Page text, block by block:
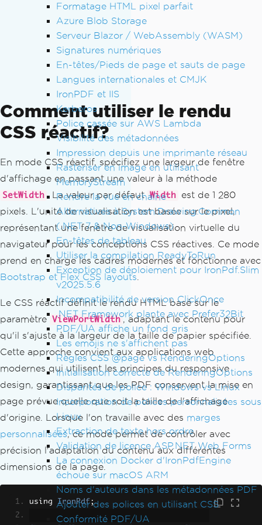
Formatage HTML pixel parfait
Azure Blob Storage
Serveur Blazor / WebAssembly (WASM)
Signatures numériques
En-têtes/Pieds de page et sauts de page
Langues internationales et CMJK
IronPDF et IIS
Kerberos
Police cassée sur AWS Lambda
Visibilité des métadonnées
Impression depuis une imprimante réseau
Rasteriser en image en utilisant
MemoryStream
Rendre la vue en chaîne
Alternatives à System.Drawing.Common
(.NET 7 & Non-Windows)
En-têtes de tableau
Utiliser la compilation ReadyToRun
Exception de déploiement pour IronPdf.Slim
v2025.5.6
Incompatibilité de version ClickOnce
.NET Framework plante avec Prefer32Bit
PDF/UA affiche un fond gris
Les emojis ne s'affichent pas
Règles CSS @page vs RenderingOptions
Initialisation correcte de RenderingOptions
Disparités de police : Windows vs Linux
Incorporation de polices personnalisées sous
Linux
Extraction de texte hors ordre
Validation de licence ASP.NET Web Forms
La connexion Docker d'IronPdfEngine
échoue sur macOS ARM
Noms d'auteurs dans les métadonnées PDF
Ajouter des polices en utilisant CSS
Conformité PDF/UA
Comment utiliser le rendu
CSS réactif?
En mode CSS réactif, spécifiez une largeur de fenêtre
d'affichage en passant une valeur à la méthode
SetWidth . La valeur par défaut Width
est de 1 280
pixels. L'unité de visualisation est basée sur le pixel,
représentant une fenêtre de visualisation virtuelle du
navigateur pour les conceptions CSS réactives. Ce mode
prend en charge les cadres modernes et fonctionne avec
Bootstrap et Flex CSS layouts.
Le CSS réactif définit le rendu HTML basé sur le
paramètre ViewPortWidth , adaptant le contenu pour
qu'il s'ajuste à la largeur de la taille de papier spécifiée.
Cette approche convient aux applications web
modernes qui utilisent les principes du responsive
design, garantissant que les PDF conservent la mise en
page prévue quelle que soit la taille de l'affichage
d'origine. Lorsque l'on travaille avec des marges
personnalisées, ce mode permet de contrôler avec
précision l'adaptation du contenu aux différentes
dimensions de la page.
using IronPdf;